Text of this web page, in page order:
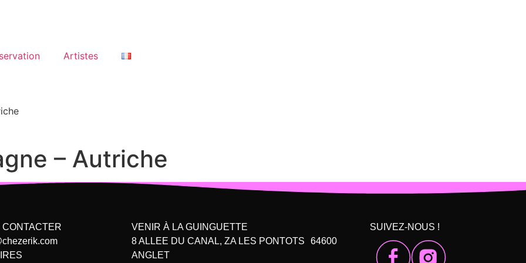
Artistes
– Autriche
CONTACTER
VENIR À LA GUINGUETTE
8 ALLEE DU CANAL, ZA LES PONTOTS 64600
ANGLET
SUIVEZ-NOUS !